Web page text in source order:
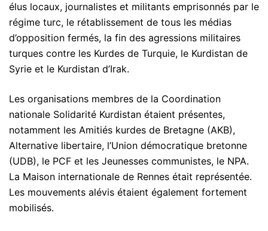
élus locaux, journalistes et militants emprisonnés par le
régime turc, le rétablissement de tous les médias
d’opposition fermés, la fin des agressions militaires
turques contre les Kurdes de Turquie, le Kurdistan de
Syrie et le Kurdistan d’Irak.
Les organisations membres de la Coordination
nationale Solidarité Kurdistan étaient présentes,
notamment les Amitiés kurdes de Bretagne (AKB),
Alternative libertaire, l’Union démocratique bretonne
(UDB), le PCF et les Jeunesses communistes, le NPA.
La Maison internationale de Rennes était représentée.
Les mouvements alévis étaient également fortement
mobilisés.